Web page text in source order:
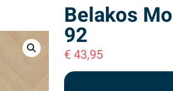
Belakos
92
€43,95